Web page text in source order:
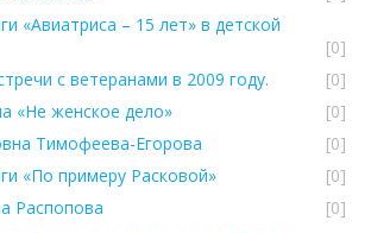
«Авиатриса – 15 лет» в детской
[0]
с ветеранами в 2009 году.
[0]
«Не женское дело»
[0]
Тимофеева-Егорова
[0]
«По примеру Расковой»
[0]
Распопова
[0]